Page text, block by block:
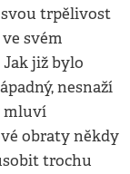
trpělivost
svém
již bylo
nesnaží
mluví
obraty někdy
trochu